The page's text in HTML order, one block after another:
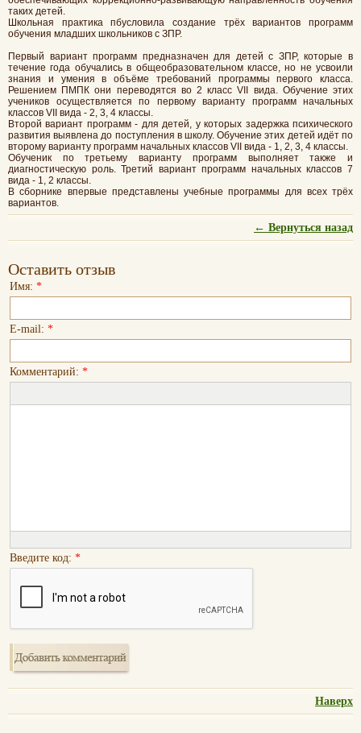
таких детей.
Школьная практика пбусловила создание трёх вариантов программ
обучения младших школьников с ЗПР.
Первый вариант программ предназначен для детей с ЗПР, которые в
течение года обучались в общеобразовательном классе, но не усвоили
знания и умения в объёме требований программы первого класса.
Решением ПМПК они переводятся во 2 класс VII вида. Обучение этих
учеников осуществляется по первому варианту программ начальных
классов VII вида - 2, 3, 4 классы.
Второй вариант программ - для детей, у которых задержка психического
развития выявлена до поступления в школу. Обучение этих детей идёт по
второму варианту программ начальных классов VII вида - 1, 2, 3, 4 классы.
Обученик по третьему варианту программ выполняет также и
диагностическую роль. Третий вариант программ начальных классов 7
вида - 1, 2 классы.
В сборнике впервые представлены учебные программы для всех трёх
вариантов.
← Вернуться назад
Оставить отзыв
Имя: *
E-mail: *
Комментарий: *
Введите код: *
Наверх